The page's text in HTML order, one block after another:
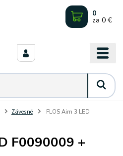
0
za 0 €
Závesné
FLOS Aim 3 LED
F0090009 +